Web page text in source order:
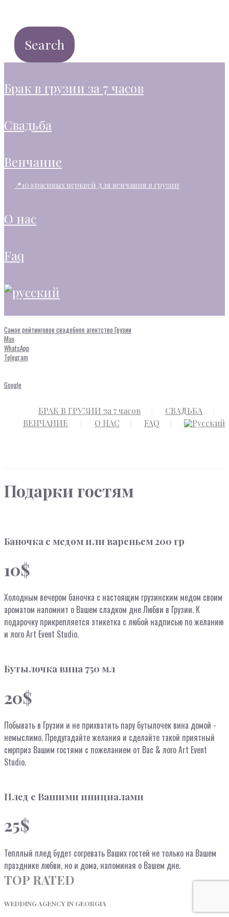
брак в грузии за 7 часов
свадьба
венчание
📍10 красивых церквей для венчания в грузии
о нас
faq
Самое рейтинговое свадебное агентство Грузии
Max
WhatsApp
Telegram
Google
БРАК В ГРУЗИИ за 7 часов
СВАДЬБА
ВЕНЧАНИЕ
О НАС FAQ
Подарки гостям
Баночка с медом или вареньем 200 гр
10$
Холодным вечером баночка с настоящим грузинским медом своим
ароматом напомнит о Вашем сладком дне Любви в Грузии. К
подарочку прикрепляется этикетка с любой надписью по желанию
и лого Art Event Studio.
Бутылочка вина 750 мл
20$
Побывать в Грузии и не прихватить пару бутылочек вина домой -
немыслимо. Предугадайте желания и сделайте такой приятный
сюрприз Вашим гостями с пожеланием от Вас & лого Art Event
Studio.
Плед с Вашими инициалами
25$
Тепллый плед будет согревать Ваших гостей не только на Вашем
празднике любви, но и дома, напоминая о Вашем дне.
TOP RATED
WEDDING AGENCY IN GEORGIA